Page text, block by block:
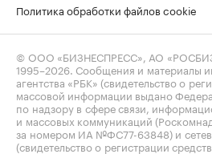
Политика обработки файлов cookie
© ООО «БИЗНЕСПРЕСС», АО
1995–2026 . Сообщения и материалы
агентства «РБК» (свидетельство о
массовой информации выдано
по надзору в сфере связи,
и массовых коммуникаций
за номером ИА №ФС77-63848) и
(свидетельство о регистрации